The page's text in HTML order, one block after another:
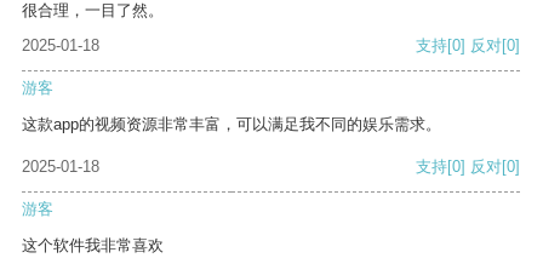
很合理，一目了然。
2025-01-18
支持[0] 反对[0]
游客
这款app的视频资源非常丰富，可以满足我不同的娱乐需求。
2025-01-18 支持[0] 反对[0]
游客
这个软件我非常喜欢